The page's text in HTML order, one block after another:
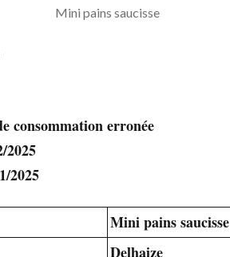
Mini pains saucisse
consommation erronée
2025
2025
Mini pains saucisse
Delhaize